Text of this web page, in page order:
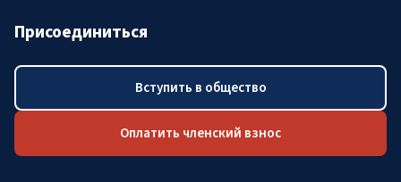
Присоединиться
Вступить в общество
Оплатить членский взнос